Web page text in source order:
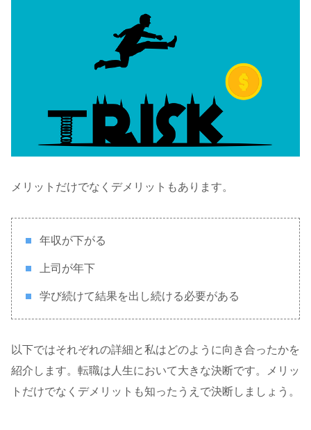
メリットだけでなくデメリットもあります。
年収が下がる
上司が年下
学び続けて結果を出し続ける必要がある
以下ではそれぞれの詳細と私はどのように向き合ったかを
紹介します。転職は人生において大きな決断です。メリッ
トだけでなくデメリットも知ったうえで決断しましょう。